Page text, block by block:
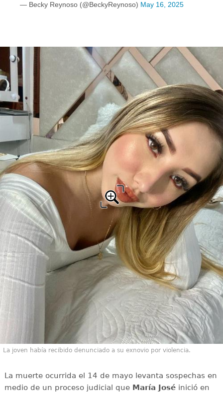
— Becky Reynoso (@BeckyReynoso) May 16, 2025
La joven había recibido denunciado a su exnovio por violencia.
La muerte ocurrida el 14 de mayo levanta sospechas en
medio de un proceso judicial queMaría Joséinició en